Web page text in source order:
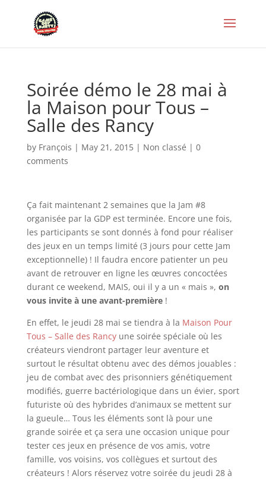
Soirée démo le 28 mai à
la Maison pour Tous –
Salle des Rancy
by François | May 21, 2015| Non classé | 0
comments
Ça fait maintenant 2 semaines que la Jam #8
organisée par la GDP est terminée. Encore une fois,
les participants se sont donnés à fond pour réaliser
des jeux en un temps limité (3 jours pour cette Jam
exceptionnelle) ! Il faudra encore patienter un peu
avant de retrouver en ligne les œuvres concoctées
durant ce weekend, MAIS, oui il y a un « mais », on
vous invite à une avant-première!
En effet, le jeudi 28 mai se tiendra à la Maison Pour
Tous – Salle des Rancyune soirée spéciale où les
créateurs viendront partager leur aventure et
surtout le résultat obtenu avec des démos jouables :
jeu de combat avec des prisonniers génétiquement
modifiés, guerre bactériologique dans un évier, sport
futuriste où des hybrides d’animaux se mettent sur
la gueule… Tous les éléments sont là pour une
grande soirée et ça sera une occasion unique pour
tester ces jeux en présence de vos amis, votre
famille, vos voisins, vos collègues et surtout des
créateurs ! Alors réservez votre soirée du jeudi 28 à